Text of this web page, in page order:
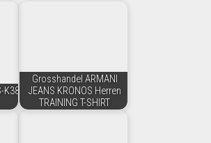
K38
Grosshandel ARMANI
JEANS KRONOS Herren
TRAINING T-SHIRT